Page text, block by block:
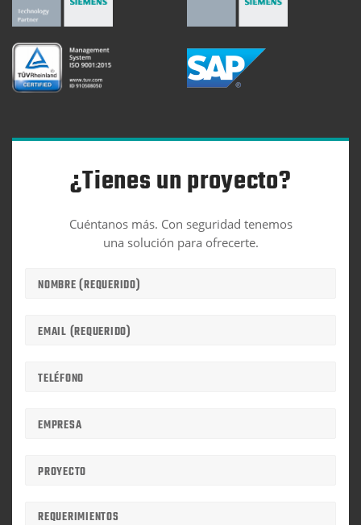
¿Tienes un proyecto?
Cuéntanos más. Con seguridad tenemos
una solución para ofrecerte.